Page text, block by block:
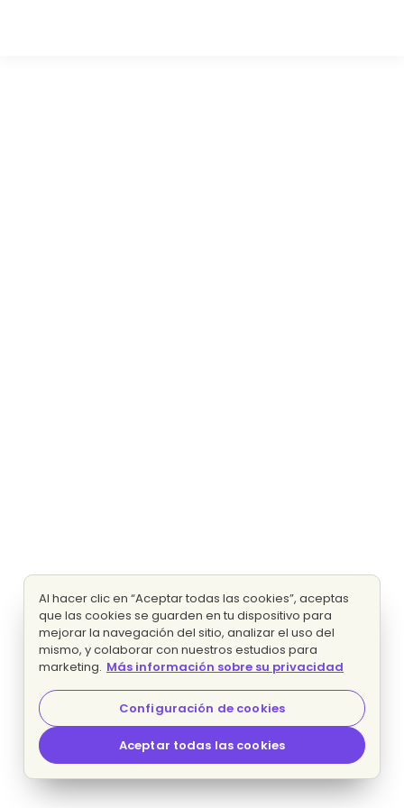
Al hacer clic en “Aceptar todas las cookies”, aceptas
que las cookies se guarden en tu dispositivo para
mejorar la navegación del sitio, analizar el uso del
mismo, y colaborar con nuestros estudios para
marketing. Más información sobre su privacidad
Configuración de cookies
Aceptar todas las cookies